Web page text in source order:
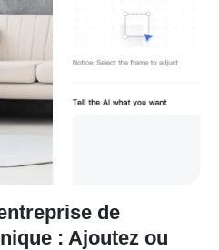
de
: Ajoutez ou